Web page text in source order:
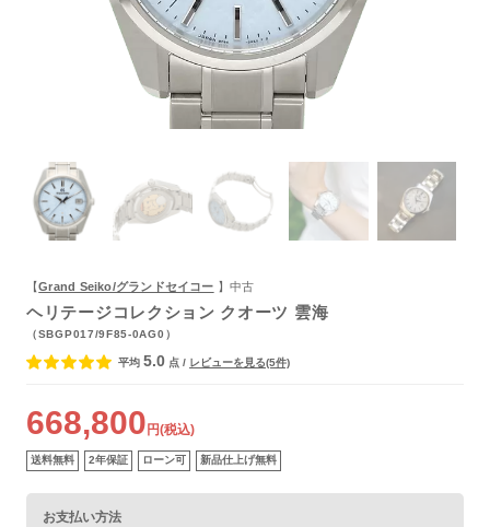
【Grand Seiko/グランドセイコー 】中古
ヘリテージコレクション クオーツ 雲海
（SBGP017/9F85-0AG0）
平均 5.0 点 / レビューを見る(5件)
668,800 円(税込)
送料無料 2年保証 ローン可 新品仕上げ無料
お支払い方法